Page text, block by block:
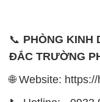
📞 PHÒNG KINH
ĐẮC TRƯỜNG
🌐 Website: